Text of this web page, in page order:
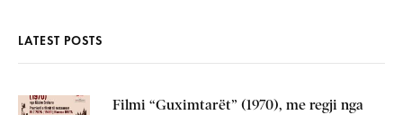
LATEST POSTS
Filmi “Guximtarët” (1970), me regji nga